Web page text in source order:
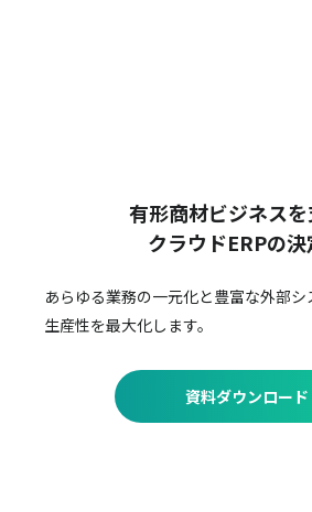
有形商材ビジネスを
クラウドERPの決
あらゆる業務の一元化と豊富な外部シ
生産性を最大化します。
資料ダウンロード